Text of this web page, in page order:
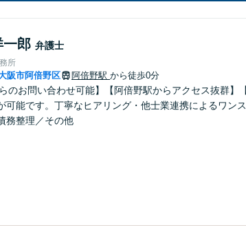
一郎 弁護士
所
阪市阿倍野区 阿倍野駅 から徒歩0分
らのお問い合わせ可能】【阿倍野駅からアクセス抜群
可能です。丁寧なヒアリング・他士業連携によるワン
務整理／その他